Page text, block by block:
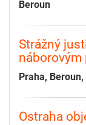
Beroun
Strážný
náborovým
Praha,
Ostraha